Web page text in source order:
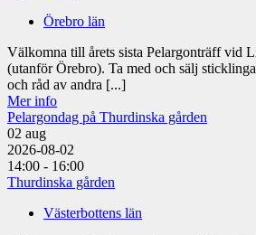
Örebro län
Välkomna till årets sista Pelargonträff vid
(utanför Örebro). Ta med och sälj
och råd av andra [...]
Mer info
Pelargondag på Thurdinska gården
02 aug
2026-08-02
14:00 - 16:00
Thurdinska gården
Västerbottens län